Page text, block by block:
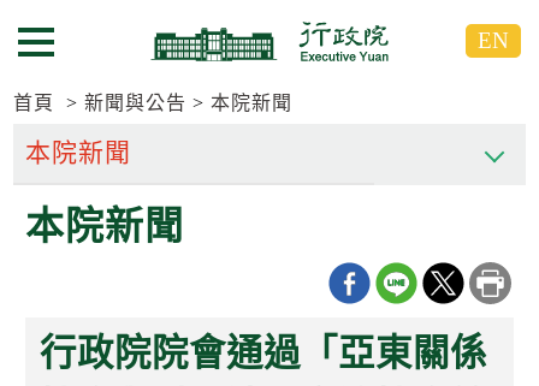
到
要
區
到
要
區
選單按鈕 EN
首頁 新聞與公告 本院新聞
本院新聞
行政院院會通過「亞東關係